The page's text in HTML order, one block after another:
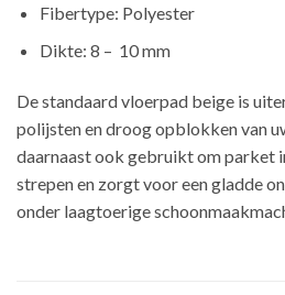
Fibertype: Polyester
Dikte: 8 – 10 mm
De standaard vloerpad beige is
polijsten en droog opblokken van
daarnaast ook gebruikt om parket
strepen en zorgt voor een gladde
onder laagtoerige